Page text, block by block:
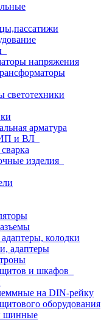
напряжения
светотехники
арматура
и ВЛ
изделия
колодки
адаптеры
и шкафов
на DIN-рейку
оборудования
шинные